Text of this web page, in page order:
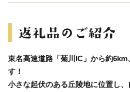
東名高速道路「菊川IC」から約
す！
小さな起伏のある丘陵地に位置し